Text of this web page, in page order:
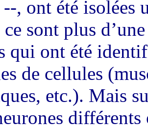
, ont été isolées
sont plus
qui ont été
de cellules
etc.). Mais